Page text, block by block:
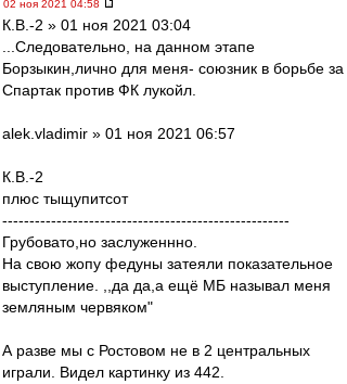
02 ноя 2021 04:58
К.В.-2 » 01 ноя 2021 03:04
...Следовательно, на данном этапе
Борзыкин,лично для меня- союзник в борьбе за
Спартак против ФК лукойл.
alek.vladimir » 01 ноя 2021 06:57
К.В.-2
плюс тыщупитсот
-----------------------------------------------------
Грубовато,но заслуженнно.
На свою жопу федуны затеяли показательное
выступление. ,,да да,а ещё МБ называл меня
земляным червяком"
А разве мы с Ростовом не в 2 центральных
играли. Видел картинку из 442.